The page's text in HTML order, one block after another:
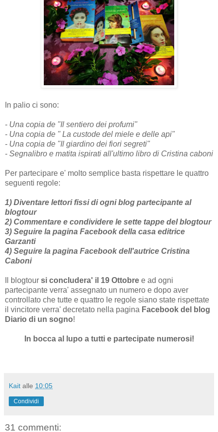
In palio ci sono:
- Una copia de "Il sentiero dei profumi"
- Una copia de " La custode del miele e delle api"
- Una copia de "Il giardino dei fiori segreti"
- Segnalibro e matita ispirati all'ultimo libro di Cristina caboni
Per partecipare e' molto semplice basta rispettare le quattro
seguenti regole:
1) Diventare lettori fissi di ogni blog partecipante al
blogtour
2) Commentare e condividere le sette tappe del blogtour
3) Seguire la pagina Facebook della casa editrice
Garzanti
4) Seguire la pagina Facebook dell'autrice Cristina
Caboni
Il blogtour si concludera' il 19 Ottobre e ad ogni
partecipante verra' assegnato un numero e dopo aver
controllato che tutte e quattro le regole siano state rispettate
il vincitore verra' decretato nella pagina Facebook del blog
Diario di un sogno!
In bocca al lupo a tutti e partecipate numerosi!
Kait alle 10:05
Condividi
31 commenti: